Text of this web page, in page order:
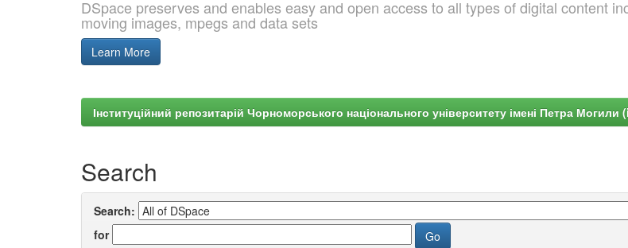
DSpace preserves and enables easy and open access to all types of digital content
moving images, mpegs and data sets
Learn More
Інституційний репозитарій Чорноморського національного університету імені Петра Могили
Search
Search:
for